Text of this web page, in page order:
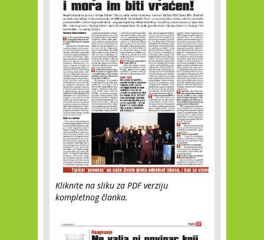
Kliknite na sliku za PDF verziju
kompletnog članka.